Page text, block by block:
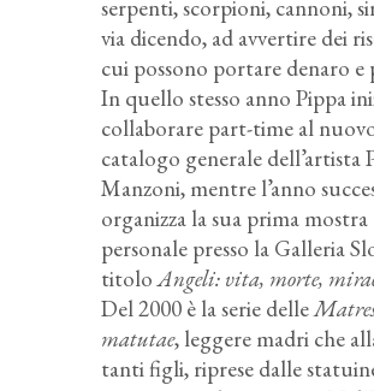
serpenti, scorpioni, cannoni,
via dicendo, ad avvertire dei
cui possono portare denaro e
In quello stesso anno Pippa
collaborare part-time al
catalogo generale dell’artista
Manzoni, mentre l’anno
organizza la sua prima mostra
personale presso la Galleria
titoloAngeli: vita, morte,
Del 2000 è la serie delle
matutae, leggere madri che
tanti figli, riprese dalle